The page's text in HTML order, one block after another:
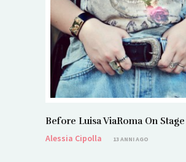
Before Luisa ViaRoma On Stage
Alessia Cipolla
13 ANNI AGO